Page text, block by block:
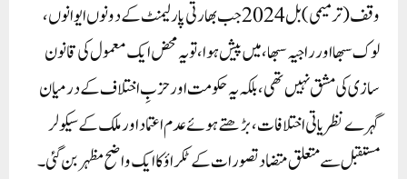
وقف (ترمیمی) بل 2024 جب بھارتی پارلیمنٹ کے دونوں ایوانوں،
لوک سبھا اور راجیہ سبھا، میں پیش ہوا، تو یہ محض ایک معمول کی قانون
سازی کی مشق نہیں تھی، بلکہ یہ حکومت اور حزبِ اختلاف کے درمیان
گہرے نظریاتی اختلافات، بڑھتے ہوئے عدم اعتماد اور ملک کے سیکولر
مستقبل سے متعلق متضاد تصورات کے ٹکراؤ کا ایک واضح مظہر بن گئی۔